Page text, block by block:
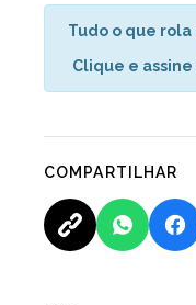
Tudo o que
Clique e
COMPARTILHAR